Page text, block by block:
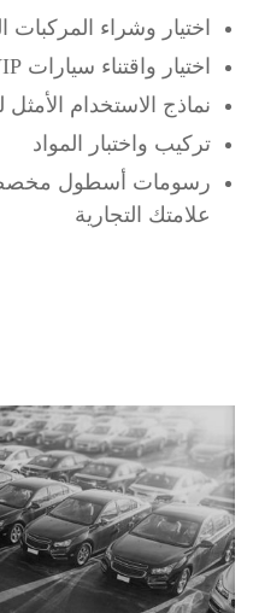
اختيار وشراء المركبات
اختيار واقتناء سيارات VIP
نماذج الاستخدام
تركيب واختبار المواد
رسومات أسطول
علامتك التجارية